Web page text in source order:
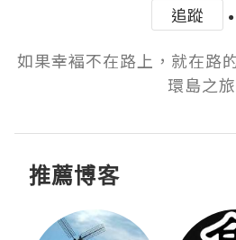
追蹤
如果幸褔不在路上，就在路
環島之旅
推薦博客